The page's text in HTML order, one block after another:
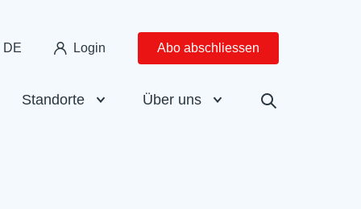
DE Login Abo abschliessen
Standorte Über uns